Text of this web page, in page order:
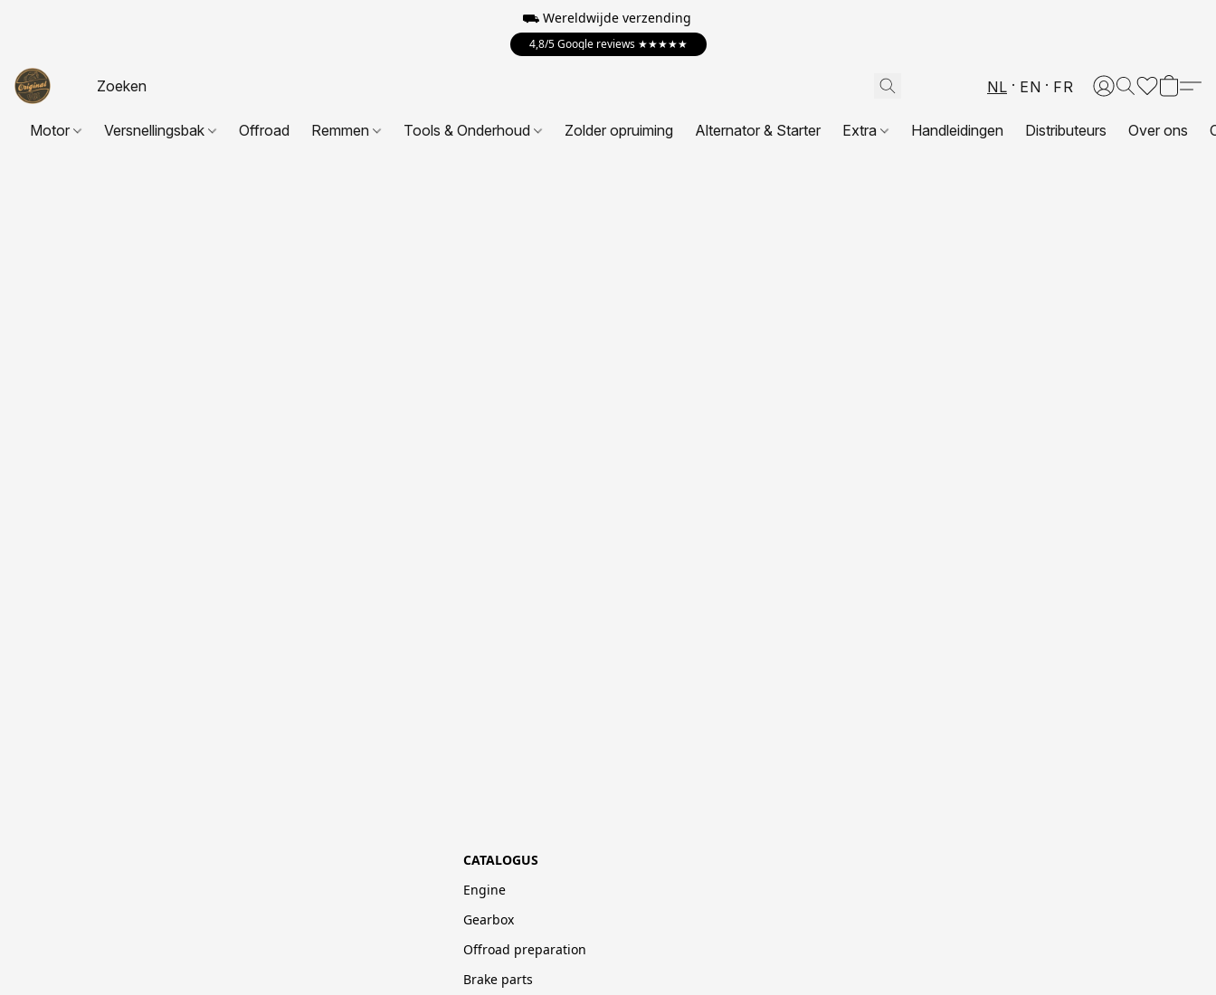
⛟ Wereldwijde verzending
4,8/5 Google reviews ★★★★★
NL EN FR
Motor Versnellingsbak Offroad Remmen Tools & Onderhoud Zolder opruiming Alternator & Starter Extra Handleidingen Distributeurs Over ons
CATALOGUS
Engine
Gearbox
Offroad preparation
Brake parts